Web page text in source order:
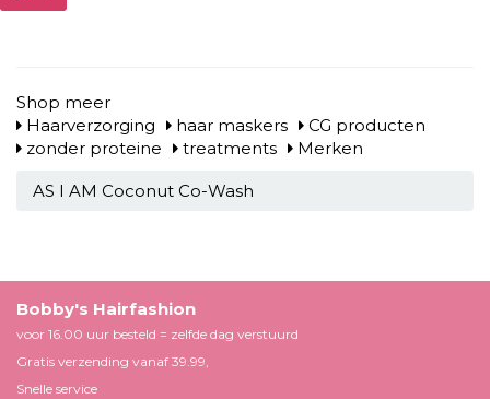
Shop meer
Haarverzorging
haar maskers
CG producten
zonder proteine
treatments Merken
AS I AM Coconut Co-Wash
Bobby's Hairfashion
voor 16.00 uur besteld = zelfde dag verstuurd
Gratis verzending vanaf 39.99,
Snelle service